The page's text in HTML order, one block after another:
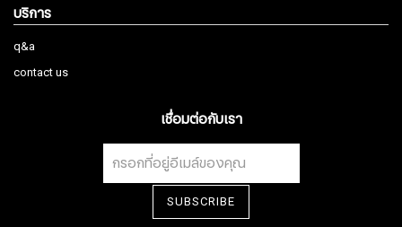
บริการ
q&a
contact us
เชื่อมต่อกับเรา
SUBSCRIBE
สมัครรับจดหมายข่าว